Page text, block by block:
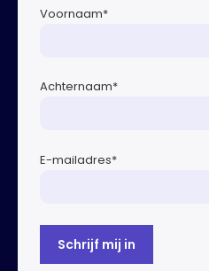
Voornaam*
Achternaam*
E-mailadres*